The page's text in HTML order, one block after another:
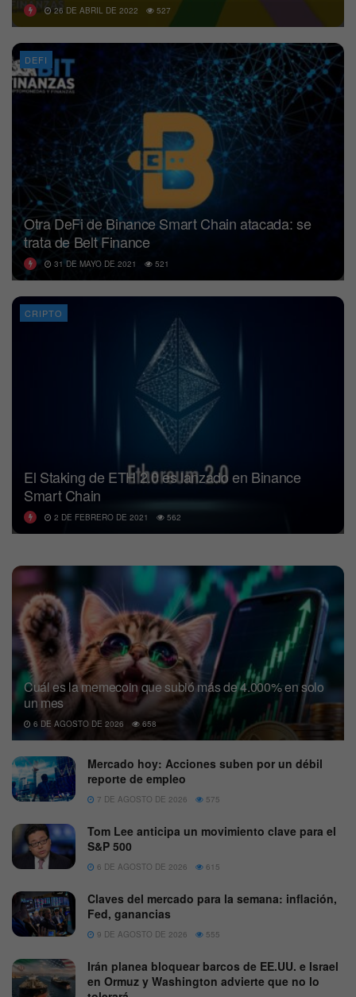
26 DE ABRIL DE 2022 527
DEFI
Otra DeFi de Binance Smart Chain atacada: se
trata de Belt Finance
31 DE MAYO DE 2021 521
CRIPTO
El Staking de ETH 2.0 es lanzado en Binance
Smart Chain
2 DE FEBRERO DE 2021 562
Cuál es la memecoin que subió más de 4.000% en solo
un mes
6 DE AGOSTO DE 2026 658
Mercado hoy: Acciones suben por un débil
reporte de empleo
7 DE AGOSTO DE 2026 575
Tom Lee anticipa un movimiento clave para el
S&P 500
6 DE AGOSTO DE 2026 615
Claves del mercado para la semana: inflación,
Fed, ganancias
9 DE AGOSTO DE 2026 555
Irán planea bloquear barcos de EE.UU. e Israel
en Ormuz y Washington advierte que no lo